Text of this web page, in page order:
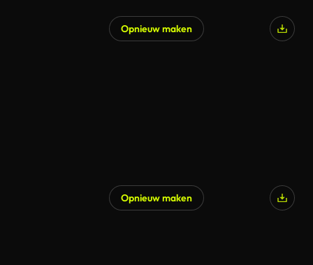
Opnieuw maken
Opnieuw maken